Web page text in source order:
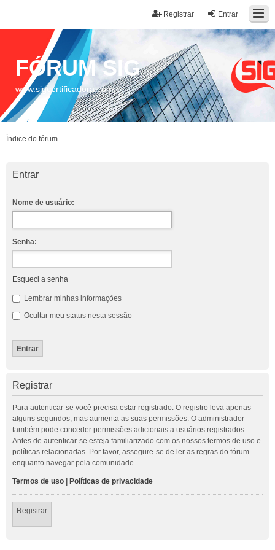
Entrar
Registrar
FÓRUM SIG
www.sigcertificadora.com.br
Índice do fórum
Entrar
Nome de usuário:
Senha:
Esqueci a senha
Lembrar minhas informações
Ocultar meu status nesta sessão
Registrar
Para autenticar-se você precisa estar registrado. O registro leva apenas
alguns segundos, mas aumenta as suas permissões. O administrador
também pode conceder permissões adicionais a usuários registrados.
Antes de autenticar-se esteja familiarizado com os nossos termos de uso e
políticas relacionadas. Por favor, assegure-se de ler as regras do fórum
enquanto navegar pela comunidade.
Termos de uso Políticas de privacidade
Registrar